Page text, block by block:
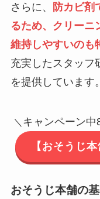
さらに、
防カビ剤
るため、クリーニ
維持しやすいのも
充実したスタッフ
を提供しています。
＼ キャンペーン
【おそうじ
おそうじ本舗の